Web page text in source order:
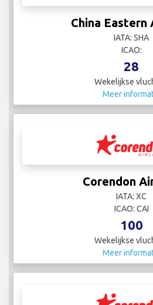
China Eastern
IATA: SHA
ICAO:
28
Wekelijkse
Meer
Corendon
IATA: XC
ICAO: CAI
100
Wekelijkse
Meer